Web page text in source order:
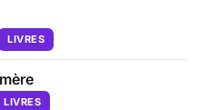
LIVRES
LIVRES